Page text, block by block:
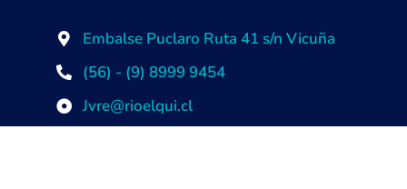
Embalse Puclaro Ruta 41 s/n Vicuña
(56) - (9) 8999 9454
Jvre@rioelqui.cl